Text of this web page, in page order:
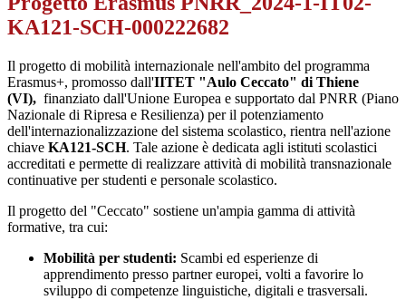
KA121-SCH-000222682
Il progetto di mobilità internazionale nell'ambito del programma
Erasmus+, promosso dall'IITET "Aulo Ceccato" di Thiene
(VI), finanziato dall'Unione Europea e supportato dal PNRR (Piano
Nazionale di Ripresa e Resilienza) per il potenziamento
dell'internazionalizzazione del sistema scolastico, rientra nell'azione
chiave KA121-SCH. Tale azione è dedicata agli istituti scolastici
accreditati e permette di realizzare attività di mobilità transnazionale
continuative per studenti e personale scolastico.
Il progetto del "Ceccato" sostiene un'ampia gamma di attività
formative, tra cui:
Mobilità per studenti: Scambi ed esperienze di
apprendimento presso partner europei, volti a favorire lo
sviluppo di competenze linguistiche, digitali e trasversali.